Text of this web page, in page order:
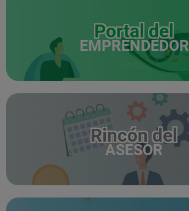
Portal del
EMPRENDEDOR
Rincón del
ASESOR